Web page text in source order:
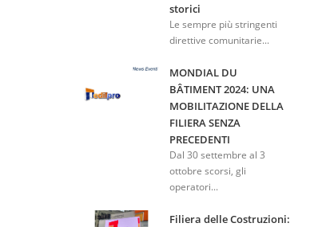
storici
Le sempre più stringenti
direttive comunitarie...
MONDIAL DU
BÂTIMENT 2024: UNA
MOBILITAZIONE DELLA
FILIERA SENZA
PRECEDENTI
Dal 30 settembre al 3
ottobre scorsi, gli
operatori...
Filiera delle Costruzioni: